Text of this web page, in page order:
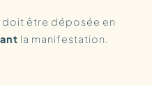
doit être déposée en
la manifestation.